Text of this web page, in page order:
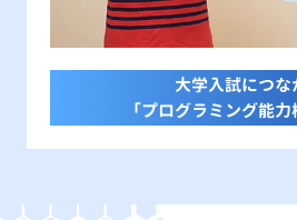
大学入試につな
「プログラミング能